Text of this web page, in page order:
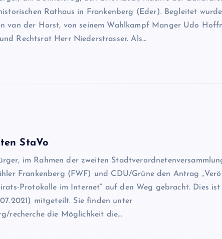
Rathaus in Frankenberg (Eder). Begleitet
van der Horst, von seinem Wahlkampf Manger Udo
Rechtsrat Herr Niederstrasser. Als…
StaVo
im Rahmen der zweiten
Frankenberg (FWF) und CDU/Grüne den Antrag
Protokolle im Internet“ auf den Weg gebracht. Dies
mitgeteilt. Sie finden unter
recherche die Möglichkeit die…